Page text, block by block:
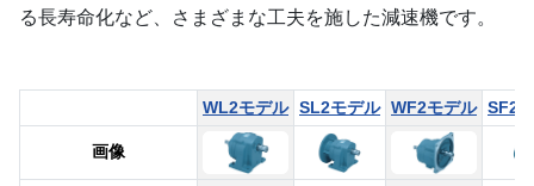
る長寿命化など、さまざまな工夫を施した減速機です。
WL2モデル SL2モデル WF2モデル SF2
画像